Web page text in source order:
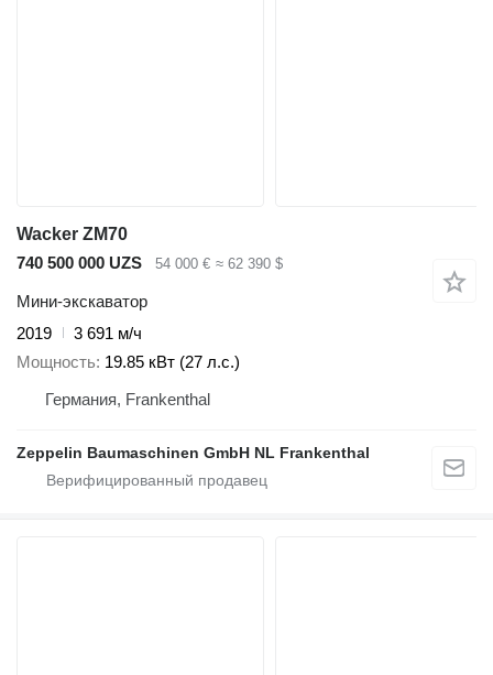
Wacker ZM70
740 500 000 UZS
54 000 € ≈ 62 390 $
Мини-экскаватор
2019
3 691 м/ч
Мощность 19.85 кВт (27 л.с.)
Германия, Frankenthal
Zeppelin Baumaschinen GmbH NL Frankenthal